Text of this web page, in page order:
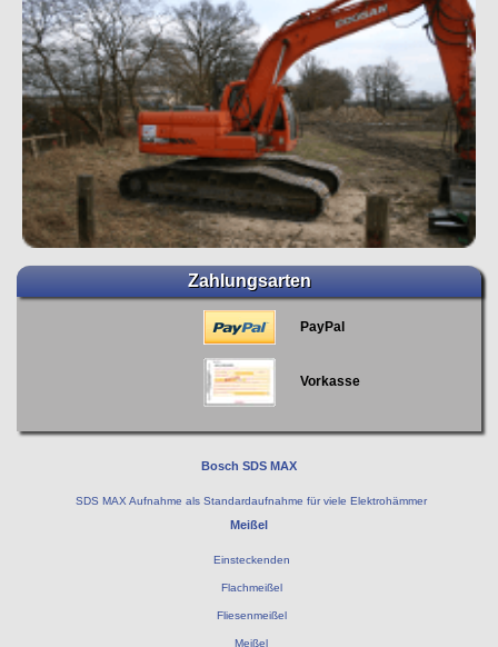
Zahlungsarten
PayPal
Vorkasse
Bosch SDS MAX
SDS MAX Aufnahme als Standardaufnahme für viele Elektrohämmer
Meißel
Einsteckenden
Flachmeißel
Fliesenmeißel
Meißel